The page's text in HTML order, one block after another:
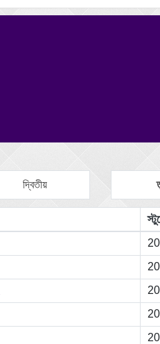
দ্বিতীয়